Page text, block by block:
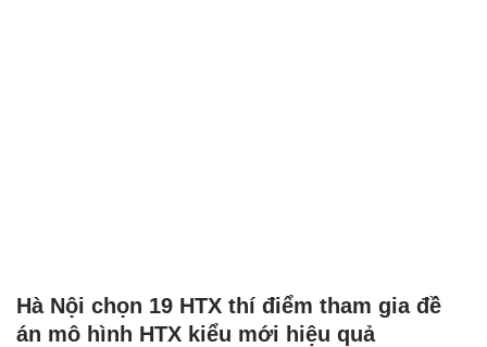
Hà Nội chọn 19 HTX thí điểm tham gia đề
án mô hình HTX kiểu mới hiệu quả